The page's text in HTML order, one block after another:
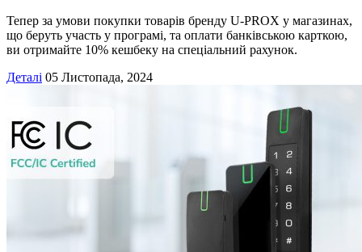
Тепер за умови покупки товарів бренду U-PROX у магазинах,
що беруть участь у програмі, та оплати банківською карткою,
ви отримайте 10% кешбеку на спеціальний рахунок.
Деталі 05 Листопада, 2024